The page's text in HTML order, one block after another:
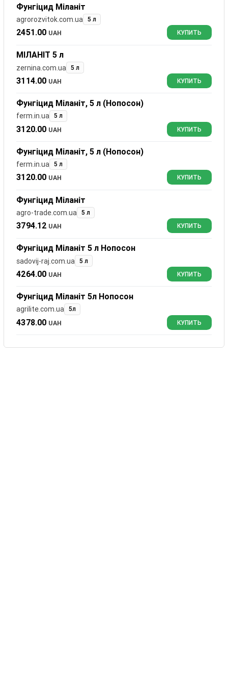
Фунгіцид Міланіт
agrorozvitok.com.ua 5 л
2451.00 UAH КУПИТЬ
МІЛАНІТ 5 л
zernina.com.ua 5 л
3114.00 UAH КУПИТЬ
Фунгіцид Міланіт, 5 л (Нопосон)
ferm.in.ua 5 л
3120.00 UAH КУПИТЬ
Фунгіцид Міланіт, 5 л (Нопосон)
ferm.in.ua 5 л
3120.00 UAH КУПИТЬ
Фунгіцид Міланіт
agro-trade.com.ua 5 л
3794.12 UAH КУПИТЬ
Фунгіцид Міланіт 5 л Нопосон
sadovij-raj.com.ua 5 л
4264.00 UAH КУПИТЬ
Фунгіцид Міланіт 5л Нопосон
agrilite.com.ua 5л
4378.00 UAH КУПИТЬ